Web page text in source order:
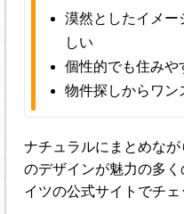
漠然としたイメー
しい
個性的でも住みや
物件探しからワン
ナチュラルにまとめな
のデザインが魅力の多
イツの公式サイトでチェ